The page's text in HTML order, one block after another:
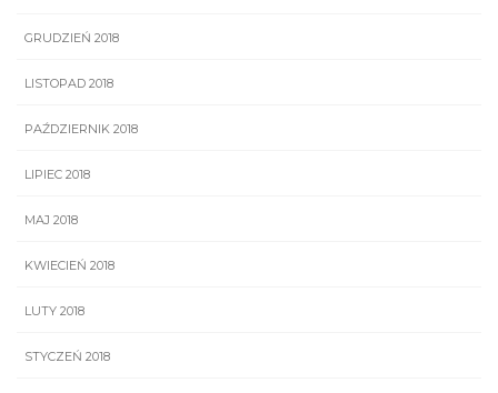
GRUDZIEŃ 2018
LISTOPAD 2018
PAŹDZIERNIK 2018
LIPIEC 2018
MAJ 2018
KWIECIEŃ 2018
LUTY 2018
STYCZEŃ 2018